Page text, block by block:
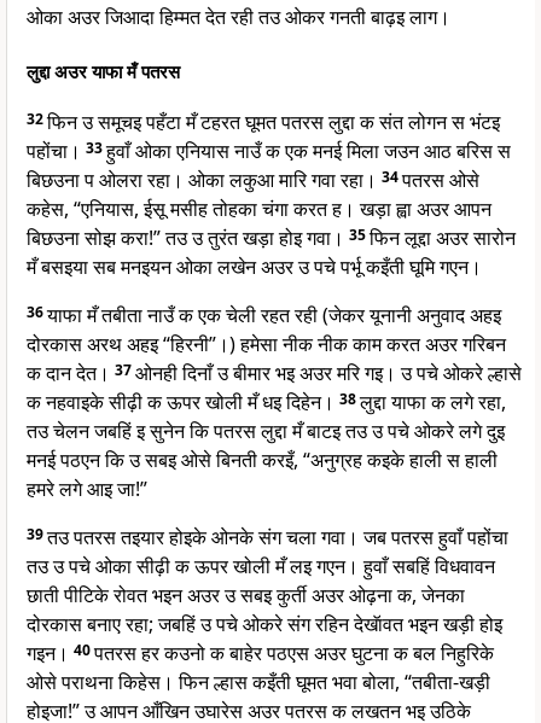
ओका अउर जिआदा हिम्मत देत रही तउ ओकर गनती बाढ़इ लाग।
लुद्दा अउर याफा मँ पतरस
32फिन उ समूचइ पहँटा मँ टहरत घूमत पतरस लुद्दा क संत लोगन स भंटइ
पहोंचा। 33हुवाँ ओका एनियास नाउँ क एक मनई मिला जउन आठ बरिस स
बिछउना प ओलरा रहा। ओका लकुआ मारि गवा रहा। 34पतरस ओसे
कहेस, “एनियास, ईसू मसीह तोहका चंगा करत ह। खड़ा ह्वा अउर आपन
बिछउना सोझ करा!” तउ उ तुरंत खड़ा होइ गवा। 35फिन लूद्दा अउर सारोन
मँ बसइया सब मनइयन ओका लखेन अउर उ पचे पर्भू कइँती घूमि गएन।
36याफा मँ तबीता नाउँ क एक चेली रहत रही (जेकर यूनानी अनुवाद अहइ
दोरकास अरथ अहइ “हिरनी”।) हमेसा नीक नीक काम करत अउर गरिबन
क दान देत। 37ओनही दिनाँ उ बीमार भइ अउर मरि गइ। उ पचे ओकरे ल्हासे
क नहवाइके सीढ़ी क ऊपर खोली मँ धइ दिहेन। 38लुद्दा याफा क लगे रहा,
तउ चेलन जबहिं इ सुनेन कि पतरस लुद्दा मँ बाटइ तउ उ पचे ओकरे लगे दुइ
मनई पठएन कि उ सबइ ओसे बिनती करइँ, “अनुग्रह कइके हाली स हाली
हमरे लगे आइ जा!”
39तउ पतरस तइयार होइके ओनके संग चला गवा। जब पतरस हुवाँ पहोंचा
तउ उ पचे ओका सीढ़ी क ऊपर खोली मँ लइ गएन। हुवाँ सबहिं विधवावन
छाती पीटिके रोवत भइन अउर उ सबइ कुर्ती अउर ओढ़ना क, जेनका
दोरकास बनाए रहा; जबहिं उ पचे ओकरे संग रहिन देखॅावत भइन खड़ी होइ
गइन। 40पतरस हर कउनो क बाहेर पठएस अउर घुटना क बल निहुरिके
ओसे पराथना किहेस। फिन ल्हास कइँती घूमत भवा बोला, “तबीता-खड़ी
होइजा!” उ आपन आँखिन उघारेस अउर पतरस क लखतन भइ उठिके